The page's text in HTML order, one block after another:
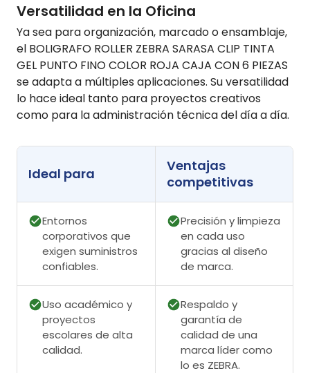
Versatilidad en la Oficina
Ya sea para organización, marcado o ensamblaje,
el BOLIGRAFO ROLLER ZEBRA SARASA CLIP TINTA
GEL PUNTO FINO COLOR ROJA CAJA CON 6 PIEZAS
se adapta a múltiples aplicaciones. Su versatilidad
lo hace ideal tanto para proyectos creativos
como para la administración técnica del día a día.
Ideal para
Ventajas
competitivas
Entornos
corporativos que
exigen suministros
confiables.
Precisión y limpieza
en cada uso
gracias al diseño
de marca.
Uso académico y
proyectos
escolares de alta
calidad.
Respaldo y
garantía de
calidad de una
marca líder como
lo es ZEBRA.